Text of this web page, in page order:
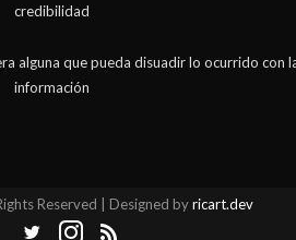
credibilidad
alguna que pueda disuadir lo ocurrido con
información
Reserved | Designed byricart.dev